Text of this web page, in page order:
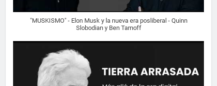
"MUSKISMO" - Elon Musk y la nueva era posliberal - Quinn
Slobodian y Ben Tarnoff